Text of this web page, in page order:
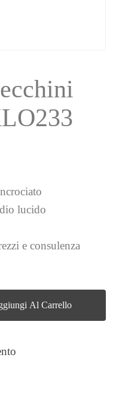
lucido
e consulenza
Al Carrello